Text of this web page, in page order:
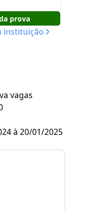
prova
instituição
vagas
à 20/01/2025